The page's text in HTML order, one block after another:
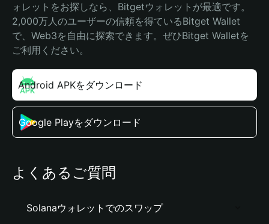
ォレットをお探しなら、Bitgetウォレットが最適です。
2,000万人のユーザーの信頼を得ているBitget Wallet
で、Web3を自由に探索できます。ぜひBitget Walletを
ご利用ください。
Android APKをダウンロード
Google Playをダウンロード
よくあるご質問
Solanaウォレットでのスワップ